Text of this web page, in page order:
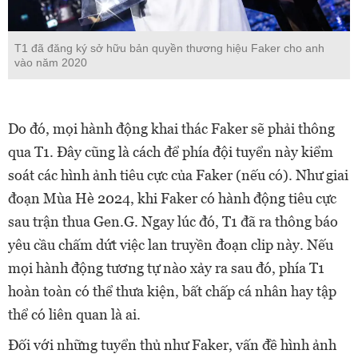
T1 đã đăng ký sở hữu bản quyền thương hiệu Faker cho anh
vào năm 2020
Do đó, mọi hành động khai thác Faker sẽ phải thông
qua T1. Đây cũng là cách để phía đội tuyển này kiểm
soát các hình ảnh tiêu cực của Faker (nếu có). Như giai
đoạn Mùa Hè 2024, khi Faker có hành động tiêu cực
sau trận thua Gen.G. Ngay lúc đó, T1 đã ra thông báo
yêu cầu chấm dứt việc lan truyền đoạn clip này. Nếu
mọi hành động tương tự nào xảy ra sau đó, phía T1
hoàn toàn có thể thưa kiện, bất chấp cá nhân hay tập
thể có liên quan là ai.
Đối với những tuyển thủ như Faker, vấn đề hình ảnh